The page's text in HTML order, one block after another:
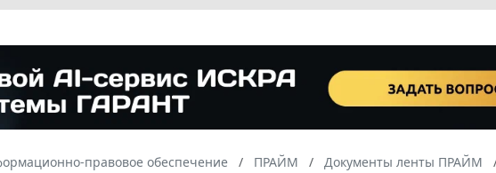
правовое обеспечение ПРАЙМ Документы ленты ПРАЙМ